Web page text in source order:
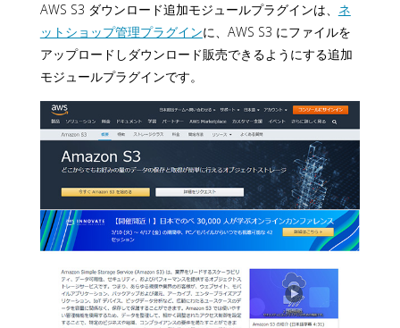
AWS S3 ダウンロード追加モジュールプラグインは、 ネ
ットショップ管理プラグインに、AWS S3 にファイルを
アップロードしダウンロード販売できるようにする追加
モジュールプラグインです。